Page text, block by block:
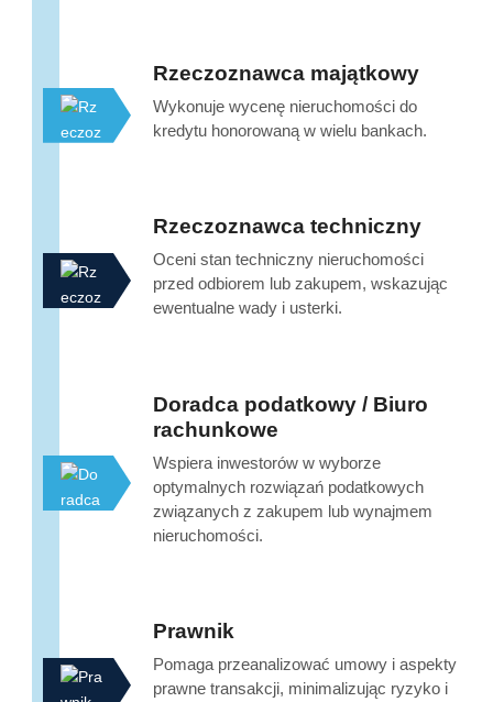
Rzeczoznawca majątkowy
Wykonuje wycenę nieruchomości do
kredytu honorowaną w wielu bankach.
Rzeczoznawca techniczny
Oceni stan techniczny nieruchomości
przed odbiorem lub zakupem, wskazując
ewentualne wady i usterki.
Doradca podatkowy / Biuro
rachunkowe
Wspiera inwestorów w wyborze
optymalnych rozwiązań podatkowych
związanych z zakupem lub wynajmem
nieruchomości.
Prawnik
Pomaga przeanalizować umowy i aspekty
prawne transakcji, minimalizując ryzyko i